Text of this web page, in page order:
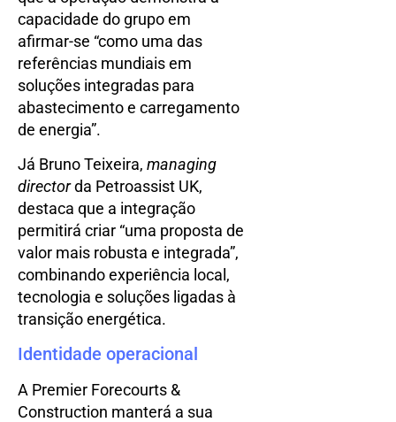
capacidade do grupo em
afirmar-se “como uma das
referências mundiais em
soluções integradas para
abastecimento e carregamento
de energia”.
Já Bruno Teixeira, managing
directorda Petroassist UK,
destaca que a integração
permitirá criar “uma proposta de
valor mais robusta e integrada”,
combinando experiência local,
tecnologia e soluções ligadas à
transição energética.
Identidade operacional
A Premier Forecourts &
Construction manterá a sua